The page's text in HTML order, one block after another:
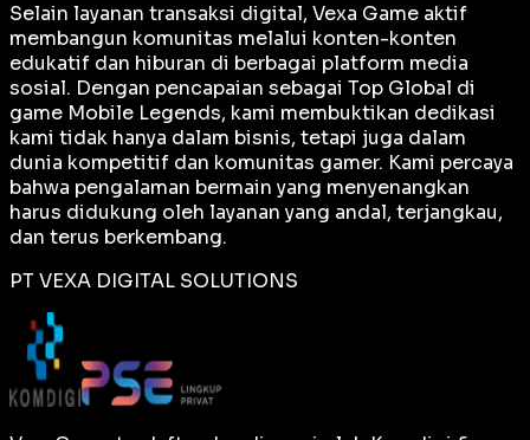
Selain layanan transaksi digital, Vexa Game aktif
membangun komunitas melalui konten-konten
edukatif dan hiburan di berbagai platform media
sosial. Dengan pencapaian sebagai Top Global di
game Mobile Legends, kami membuktikan dedikasi
kami tidak hanya dalam bisnis, tetapi juga dalam
dunia kompetitif dan komunitas gamer. Kami percaya
bahwa pengalaman bermain yang menyenangkan
harus didukung oleh layanan yang andal, terjangkau,
dan terus berkembang.
PT VEXA DIGITAL SOLUTIONS